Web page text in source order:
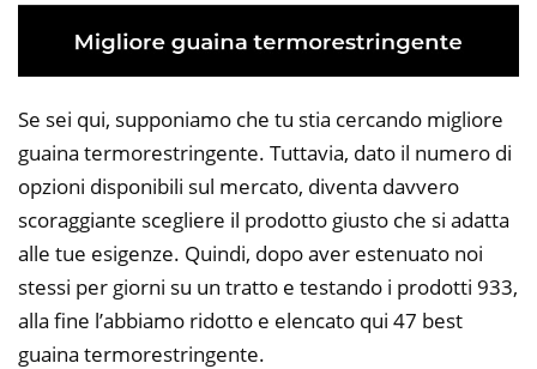
Se sei qui, supponiamo che tu stia cercando migliore
guaina termorestringente. Tuttavia, dato il numero di
opzioni disponibili sul mercato, diventa davvero
scoraggiante scegliere il prodotto giusto che si adatta
alle tue esigenze. Quindi, dopo aver estenuato noi
stessi per giorni su un tratto e testando i prodotti 933,
alla fine l’abbiamo ridotto e elencato qui 47 best
guaina termorestringente.